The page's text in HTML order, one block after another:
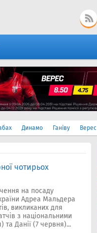
Динамо Ганіву Верес
чотирьох
на посаду
Адреа Мальдера
викликаних для
з національними
та Данії (7 червня)...